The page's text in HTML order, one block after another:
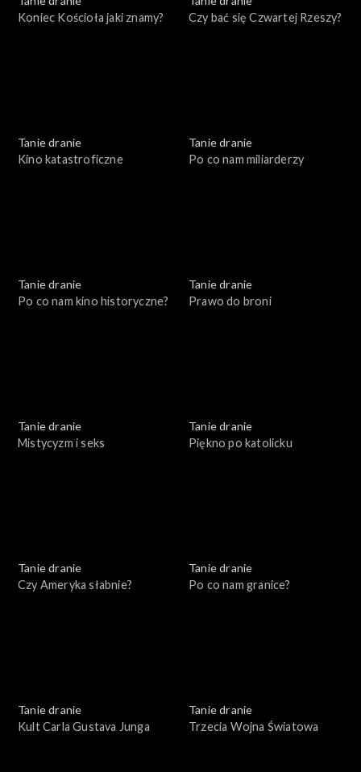
Koniec Kościoła jaki znamy?
Czy bać się Czwartej Rzeszy?
Tanie dranie
Kino katastroficzne
Tanie dranie
Po co nam miliarderzy
Tanie dranie
Po co nam kino historyczne?
Tanie dranie
Prawo do broni
Tanie dranie
Mistycyzm i seks
Tanie dranie
Piękno po katolicku
Tanie dranie
Czy Ameryka słabnie?
Tanie dranie
Po co nam granice?
Tanie dranie
Kult Carla Gustava Junga
Tanie dranie
Trzecia Wojna Światowa